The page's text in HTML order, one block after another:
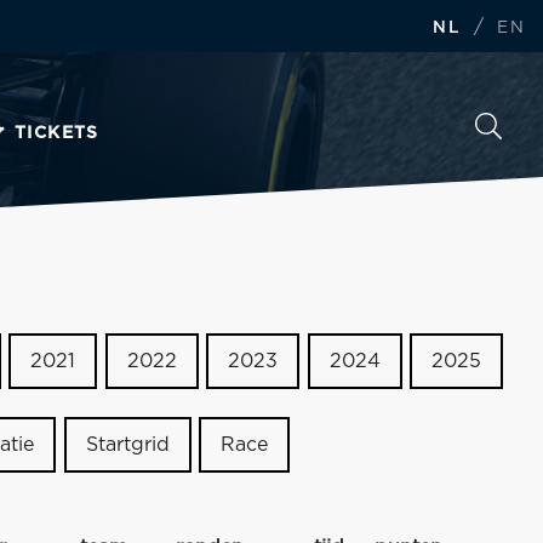
NL / EN
TICKETS
2021 2022 2023 2024 2025
Startgrid Race